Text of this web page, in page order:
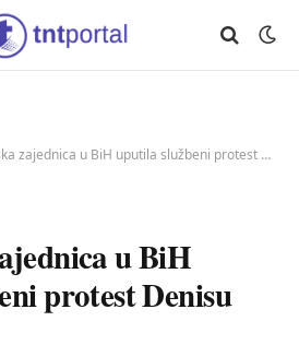
u BiH uputila službeni protest Denisu Bećiroviću
u BiH
protest Denisu